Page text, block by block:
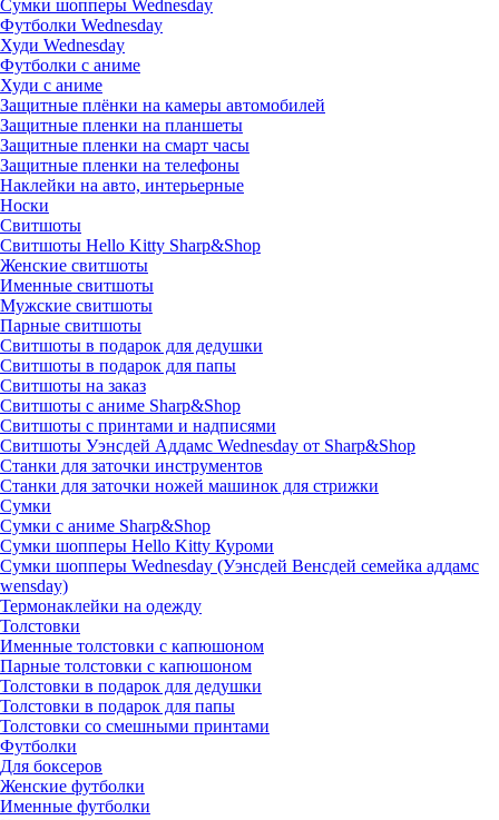
Сумки шопперы Wednesday
Футболки Wednesday
Худи Wednesday
Футболки с аниме
Худи с аниме
Защитные плёнки на камеры автомобилей
Защитные пленки на планшеты
Защитные пленки на смарт часы
Защитные пленки на телефоны
Наклейки на авто, интерьерные
Носки
Свитшоты
Cвитшоты Hello Kitty Sharp&Shop
Женские свитшоты
Именные свитшоты
Мужские свитшоты
Парные свитшоты
Свитшоты в подарок для дедушки
Свитшоты в подарок для папы
Свитшоты на заказ
Свитшоты с аниме Sharp&Shop
Свитшоты с принтами и надписями
Свитшоты Уэнсдей Аддамс Wednesday от Sharp&Shop
Станки для заточки инструментов
Станки для заточки ножей машинок для стрижки
Сумки
Сумки с аниме Sharp&Shop
Сумки шопперы Hello Kitty Куроми
Сумки шопперы Wednesday (Уэнсдей Венсдей семейка аддамс
wensday)
Термонаклейки на одежду
Толстовки
Именные толстовки с капюшоном
Парные толстовки с капюшоном
Толстовки в подарок для дедушки
Толстовки в подарок для папы
Толстовки со смешными принтами
Футболки
Для боксеров
Женские футболки
Именные футболки